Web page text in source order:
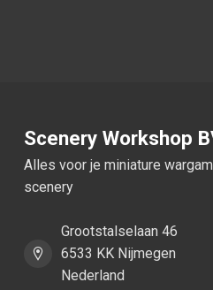
Scenery Workshop
Alles voor je miniature
scenery
Grootstalselaan 46
6533 KK Nijmegen
Nederland